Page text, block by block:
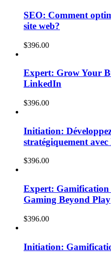
SEO: Comment
site web?
$396.00
Expert: Grow Your
LinkedIn
$396.00
Initiation:
stratégiquement
$396.00
Expert: Gamification
Gaming Beyond Play
$396.00
Initiation: